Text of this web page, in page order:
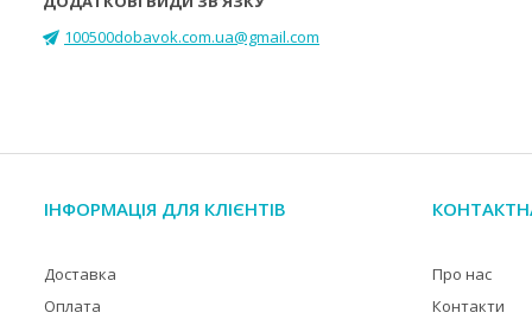
100500dobavok.com.ua@gmail.com
ІНФОРМАЦІЯ ДЛЯ КЛІЄНТІВ
Доставка
Оплата
Про нас
Контакти